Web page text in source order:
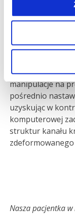
W kolejnym
kręgosłupa, w
dwoma prętami,
odtworzyć jego
manipulacje na
pośrednio
uzyskując w
komputerowej
struktur kanału
zdeformowanego
Nasza pacjentka